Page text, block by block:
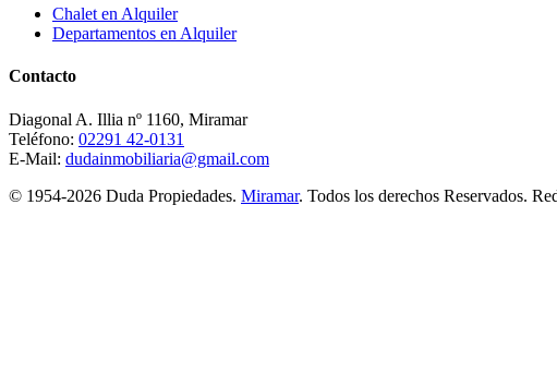
Chalet en Alquiler
Departamentos en Alquiler
Contacto
Diagonal A. Illia nº 1160, Miramar
Teléfono: 02291 42-0131
E-Mail: dudainmobiliaria@gmail.com
© 1954-2026 Duda Propiedades. Miramar. Todos los derechos Reservados.